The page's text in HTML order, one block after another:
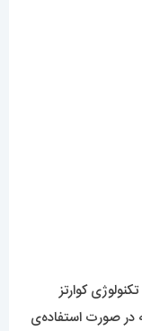
کوارتز
صورت استفاده‌ی